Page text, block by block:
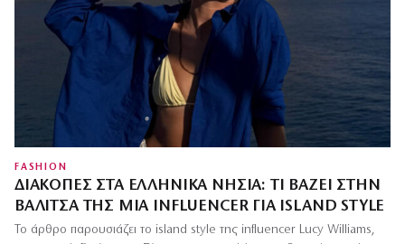
FASHION
ΔΙΑΚΟΠΈΣ ΣΤΑ ΕΛΛΗΝΙΚΆ ΝΗΣΙΆ: ΤΙ ΒΆΖΕΙ ΣΤΗΝ
ΒΑΛΊΤΣΑ ΤΗΣ ΜΊΑ INFLUENCER ΓΙΑ ISLAND STYLE
Το άρθρο παρουσιάζει το island style της influencer Lucy Williams,